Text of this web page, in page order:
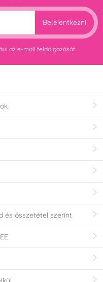
Bejelentkezni
az e-mail feldolgozását
és összetétel szerint